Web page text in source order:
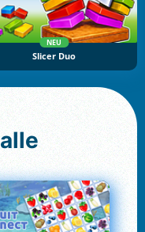
NEU
Slicer Duo